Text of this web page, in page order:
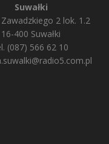
Suwałki
Zawadzkiego 2 lok. 1.2
16-400 Suwałki
(087) 566 62 10